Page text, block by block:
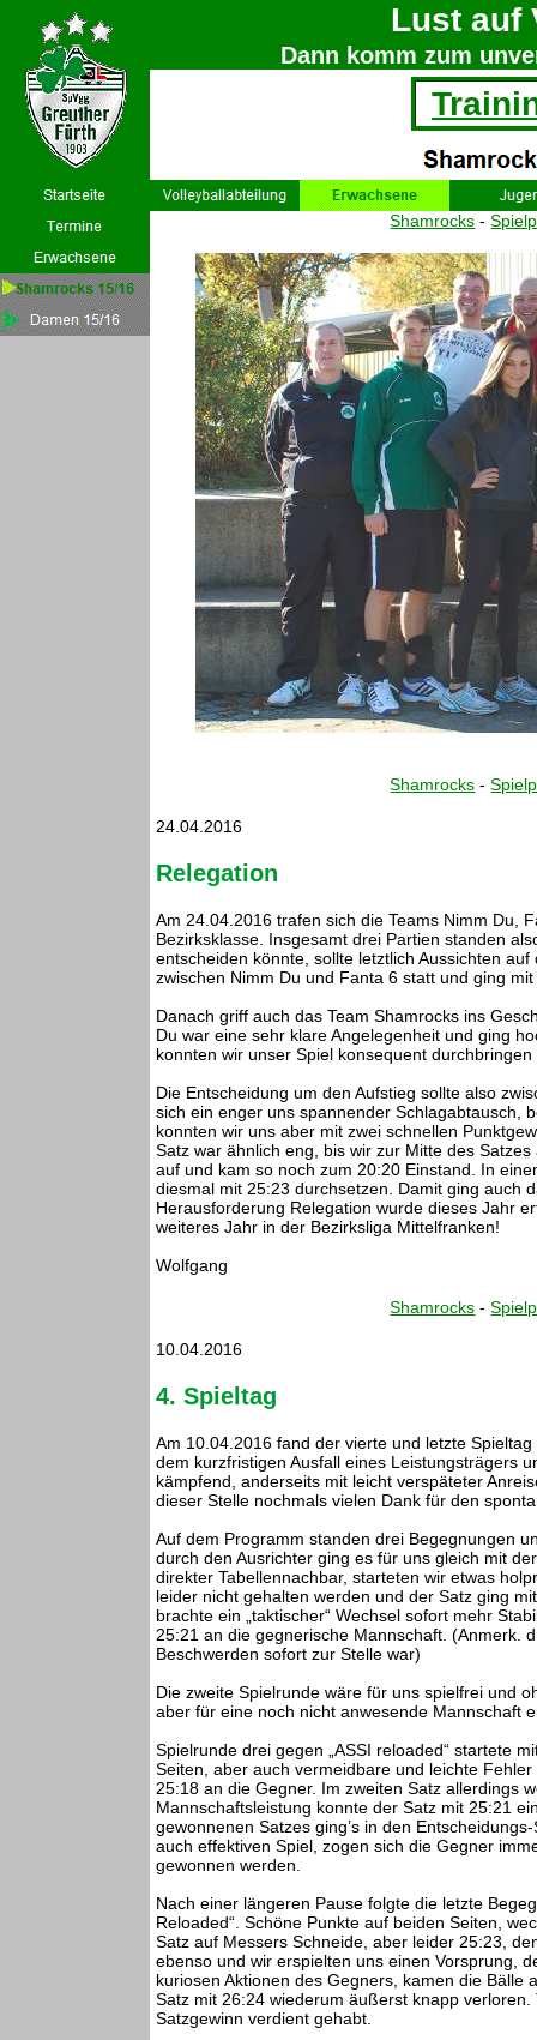
Lust auf
Dann komm zum
Shamrocks -
Shamrocks -
24.04.2016
Relegation
Am 24.04.2016 trafen sich die Teams Nimm Du,
Bezirksklasse. Insgesamt drei Partien standen
entscheiden könnte, sollte letztlich Aussichten
zwischen Nimm Du und Fanta 6 statt und ging
Danach griff auch das Team Shamrocks ins
Du war eine sehr klare Angelegenheit und ging
konnten wir unser Spiel konsequent
Die Entscheidung um den Aufstieg sollte also
sich ein enger uns spannender Schlagabtausch,
konnten wir uns aber mit zwei schnellen
Satz war ähnlich eng, bis wir zur Mitte des
auf und kam so noch zum 20:20 Einstand. In
diesmal mit 25:23 durchsetzen. Damit ging auch
Herausforderung Relegation wurde dieses Jahr
weiteres Jahr in der Bezirksliga Mittelfranken!
Wolfgang
Shamrocks -
10.04.2016
4. Spieltag
Am 10.04.2016 fand der vierte und letzte
dem kurzfristigen Ausfall eines Leistungsträgers
kämpfend, anderseits mit leicht verspäteter
dieser Stelle nochmals vielen Dank für den
Auf dem Programm standen drei Begegnungen
durch den Ausrichter ging es für uns gleich mit
direkter Tabellennachbar, starteten wir etwas
leider nicht gehalten werden und der Satz ging
brachte ein „taktischer“ Wechsel sofort mehr
25:21 an die gegnerische Mannschaft. (Anmerk.
Beschwerden sofort zur Stelle war)
Die zweite Spielrunde wäre für uns spielfrei und
aber für eine noch nicht anwesende Mannschaft
Spielrunde drei gegen „ASSI reloaded“ startete
Seiten, aber auch vermeidbare und leichte
25:18 an die Gegner. Im zweiten Satz allerdings
Mannschaftsleistung konnte der Satz mit 25:21
gewonnenen Satzes ging’s in den
auch effektiven Spiel, zogen sich die Gegner
gewonnen werden.
Nach einer längeren Pause folgte die letzte
Reloaded“. Schöne Punkte auf beiden Seiten,
Satz auf Messers Schneide, aber leider 25:23,
ebenso und wir erspielten uns einen Vorsprung,
kuriosen Aktionen des Gegners, kamen die
Satz mit 26:24 wiederum äußerst knapp
Satzgewinn verdient gehabt.